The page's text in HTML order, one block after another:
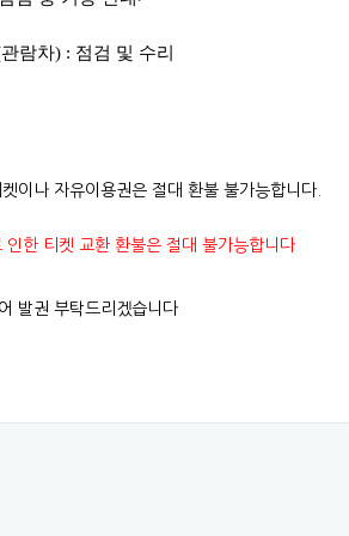
람차) : 점검 및 수리
이나 자유이용권은 절대 환불 불가능합니다.
인한 티켓 교환 환불은 절대 불가능합니다
발권 부탁드리겠습니다